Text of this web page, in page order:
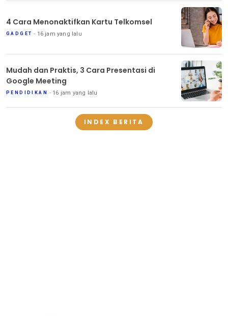
4 Cara Menonaktifkan Kartu Telkomsel
GADGET 16 jam yang lalu
Mudah dan Praktis, 3 Cara Presentasi di
Google Meeting
PENDIDIKAN 16 jam yang lalu
INDEX BERITA